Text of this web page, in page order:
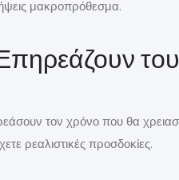
μακροπρόθεσμα.
τον χρόνο που θα
ρεαλιστικές προσδοκίες.